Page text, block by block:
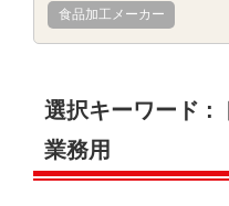
食品加工メーカー
選択キーワード :
業務用